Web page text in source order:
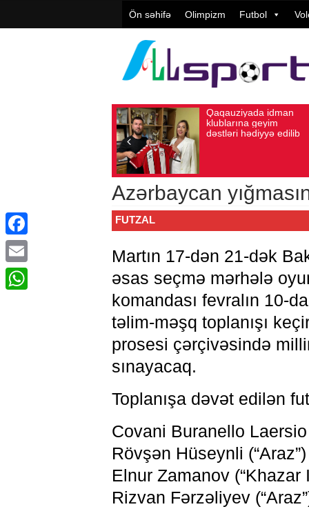
Ön səhifə Olimpizm Futbol
Qaqauziyada idman
klublarına geyim
dəstləri hədiyyə edilib
Baxış sayı: 87
Avqust 10, 2026 Avqust 05,
Azərbaycan
FUTZAL
Martın 17-dən 21-dək
əsas seçmə mərhələ
komandası fevralın 10-
təlim-məşq toplanışı
prosesi çərçivəsində
sınayacaq.
Toplanışa dəvət edilən
Covani Buranello Laersio
Rövşən Hüseynli (“Araz”)
Elnur Zamanov (“Khazar
Rizvan Fərzəliyev
Facebook
Email